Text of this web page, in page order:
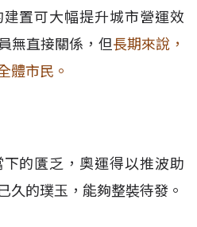
置可大幅提升城市營運效
無直接關係，但長期來說，
體市民。
的匱乏，奧運得以推波助
久的璞玉，能夠整裝待發。